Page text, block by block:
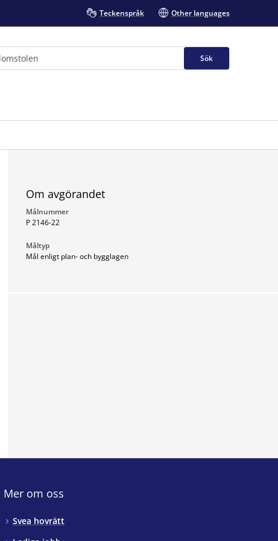
Teckenspråk Other languages
Sök
Om avgörandet
Målnummer
P 2146-22
Måltyp
Mål enligt plan- och bygglagen
Mer om oss
Svea hovrätt